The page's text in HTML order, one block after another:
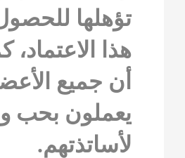
تؤهلها
هذا
أن جميع
يعملون بحب
لأساتذتهم.